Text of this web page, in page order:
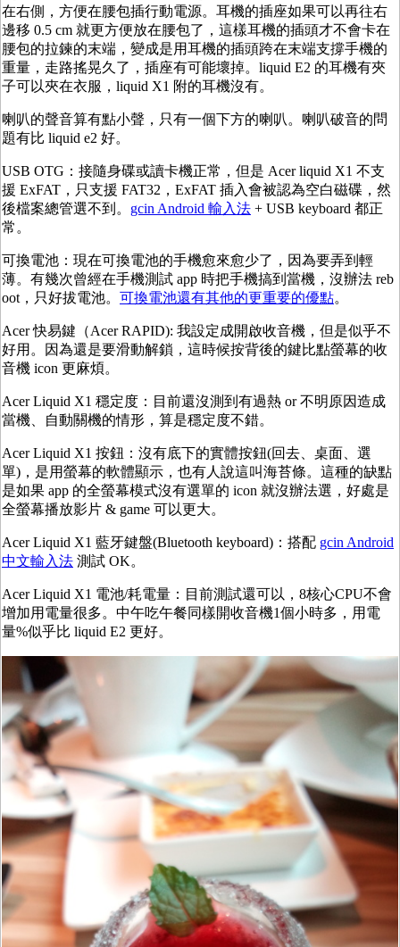
在右側，方便在腰包插行動電源。耳機的插座如果可以再往右
邊移 0.5 cm 就更方便放在腰包了，這樣耳機的插頭才不會卡在
腰包的拉鍊的末端，變成是用耳機的插頭跨在末端支撐手機的
重量，走路搖晃久了，插座有可能壞掉。liquid E2 的耳機有夾
子可以夾在衣服，liquid X1 附的耳機沒有。
喇叭的聲音算有點小聲，只有一個下方的喇叭。喇叭破音的問
題有比 liquid e2 好。
USB OTG：接隨身碟或讀卡機正常，但是 Acer liquid X1 不支
援 ExFAT，只支援 FAT32，ExFAT 插入會被認為空白磁碟，然
後檔案總管選不到。 gcin Android 輸入法 + USB keyboard 都正
常。
可換電池：現在可換電池的手機愈來愈少了，因為要弄到輕
薄。有幾次曾經在手機測試 app 時把手機搞到當機，沒辦法 reb
oot，只好拔電池。 可換電池還有其他的更重要的優點。
Acer快易鍵（Acer RAPID): 我設定成開啟收音機，但是似乎不
好用。因為還是要滑動解鎖，這時候按背後的鍵比點螢幕的收
音機 icon 更麻煩。
Acer Liquid X1 穩定度：目前還沒測到有過熱 or 不明原因造成
當機、自動關機的情形，算是穩定度不錯。
Acer Liquid X1 按鈕：沒有底下的實體按鈕(回去、桌面、選
單)，是用螢幕的軟體顯示，也有人說這叫海苔條。這種的缺點
是如果 app 的全螢幕模式沒有選單的 icon 就沒辦法選，好處是
全螢幕播放影片 & game 可以更大。
Acer Liquid X1 藍牙鍵盤(Bluetooth keyboard)：搭配 gcin Android
中文輸入法 測試 OK。
Acer Liquid X1 電池/耗電量：目前測試還可以，8核心CPU不會
增加用電量很多。中午吃午餐同樣開收音機1個小時多，用電
量%似乎比 liquid E2 更好。